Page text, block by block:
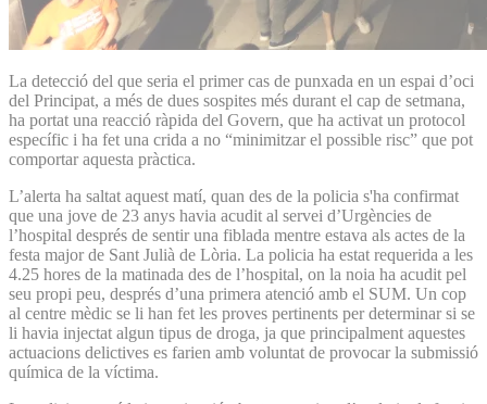
La detecció del que seria el primer cas de punxada en un espai d’oci
del Principat, a més de dues sospites més durant el cap de setmana,
ha portat una reacció ràpida del Govern, que ha activat un protocol
específic i ha fet una crida a no “minimitzar el possible risc” que pot
comportar aquesta pràctica.
L’alerta ha saltat aquest matí, quan des de la policia s'ha confirmat
que una jove de 23 anys havia acudit al servei d’Urgències de
l’hospital després de sentir una fiblada mentre estava als actes de la
festa major de Sant Julià de Lòria. La policia ha estat requerida a les
4.25 hores de la matinada des de l’hospital, on la noia ha acudit pel
seu propi peu, després d’una primera atenció amb el SUM. Un cop
al centre mèdic se li han fet les proves pertinents per determinar si se
li havia injectat algun tipus de droga, ja que principalment aquestes
actuacions delictives es farien amb voluntat de provocar la submissió
química de la víctima.